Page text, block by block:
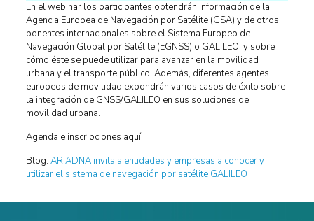
En el webinar los participantes obtendrán información de la
Agencia Europea de Navegación por Satélite (GSA) y de otros
ponentes internacionales sobre el Sistema Europeo de
Navegación Global por Satélite (EGNSS) o GALILEO, y sobre
cómo éste se puede utilizar para avanzar en la movilidad
urbana y el transporte público. Además, diferentes agentes
europeos de movilidad expondrán varios casos de éxito sobre
la integración de GNSS/GALILEO en sus soluciones de
movilidad urbana.
Agenda e inscripciones aquí.
Blog: ARIADNA invita a entidades y empresas a conocer y
utilizar el sistema de navegación por satélite GALILEO